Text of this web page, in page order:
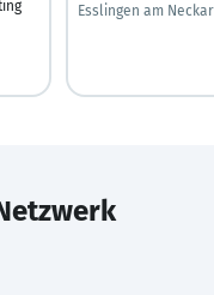
Esslingen am Neckar